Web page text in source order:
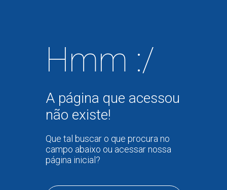
Hmm :/
A página que acessou
não existe!
Que tal buscar o que procura no
campo abaixo ou acessar nossa
página inicial?